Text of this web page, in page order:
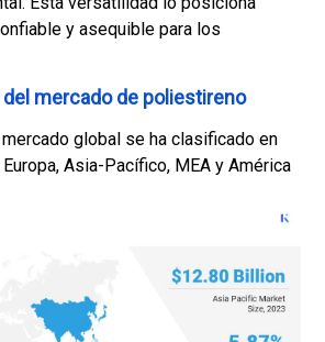
y asequible para los
mercado de poliestireno
global se ha clasificado en
Asia-Pacífico, MEA y América